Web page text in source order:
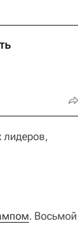
лидеров,
. Восьмой